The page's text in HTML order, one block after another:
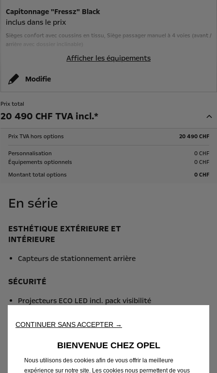
Capitonnage "Fressz" Black
inclus dans le prix
Sièges confort avec coussins en tissu, Siège passager manuel à 4 voies (avant /
arrière avec dossier inclinable)
Afficher les équipements
Modifie
Prix total
20 490 CHF TVA incl.*
Prix TVA hors options 20 490 CHF
Personnalisation
0 CHF
Équipements optionnels
0 CHF
Montant total options
0 CHF
En série
ESTHÉTIQUE EXTÉRIEURE ET
INTÉRIEURE
Capteurs de stationnement arrière
SÉCURITÉ
Projecteurs ECO LED incl. pack visibilité
Régulateur-limiteur de vitesse
CONFORT
CONTINUER SANS ACCEPTER →
BIENVENUE CHEZ OPEL
Nous utilisons des cookies afin de vous offrir la meilleure
expérience sur notre site. Les cookies nous permettent de vous